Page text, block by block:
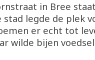
in Bree
legde de plek
er echt tot
wilde bijen